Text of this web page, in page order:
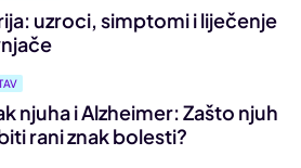
uzroci, simptomi i liječenje
njuha i Alzheimer: Zašto njuh
rani znak bolesti?